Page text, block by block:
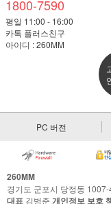
1800-7590
평일 11:00 - 16:00
카톡 플러스친구
아이디 : 260MM
PC 버전
260MM
경기도 군포시 당정동
대표 김범준 개인정보 보호